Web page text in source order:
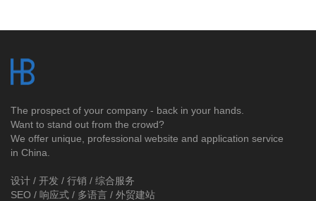
The prospect of your company - back in your hands.
Want to stand out from the crowd?
We offer unique, professional website and application service
in China.
设计 / 开发 / 行销 / 综合服务
SEO / 响应式 / 多语言 / 外贸建站